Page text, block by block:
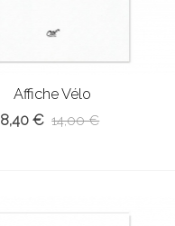
Affiche Vélo
8,40 € 14,00 €